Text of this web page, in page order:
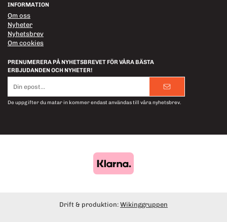
INFORMATION
Om oss
Nyheter
Nyhetsbrev
Om cookies
PRENUMERERA PÅ NYHETSBREVET FÖR VÅRA BÄSTA
ERBJUDANDEN OCH NYHETER!
postadress
De uppgifter du matar in kommer endast användas till våra nyhetsbrev.
Drift & produktion: Wikinggruppen